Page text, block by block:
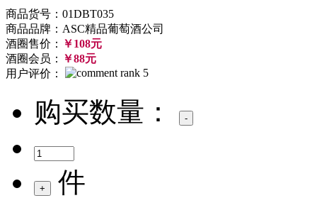
商品货号：01DBT035
商品品牌：ASC精品葡萄酒公司
酒圈售价： ￥108元
酒圈会员： ￥88元
用户评价：
购买数量：
件